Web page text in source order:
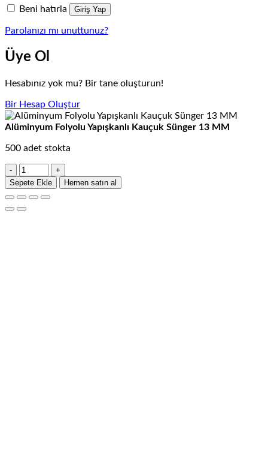
Beni hatırla Giriş Yap
Parolanızı mı unuttunuz?
Üye Ol
Hesabınız yok mu? Bir tane oluşturun!
Bir Hesap Oluştur
Alüminyum Folyolu Yapışkanlı Kauçuk Sünger 13 MM
500 adet stokta
Alüminyum
Folyolu
Yapışkanlı
Sepete Ekle Hemen satın al